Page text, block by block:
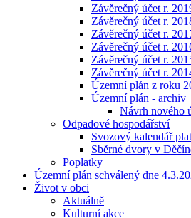
Závěrečný účet r.
Závěrečný účet r.
Závěrečný účet r.
Závěrečný účet r.
Závěrečný účet r.
Závěrečný účet r.
Územní plán z roku
Územní plán - archiv
Návrh nového
Odpadové hospodářství
Svozový kalendář
Sběrné dvory v
Poplatky
Územní plán schválený dne
Život v obci
Aktuálně
Kulturní akce